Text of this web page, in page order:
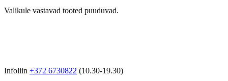
Valikule vastavad tooted puuduvad.
Infoliin +372 6730822 (10.30-19.30)